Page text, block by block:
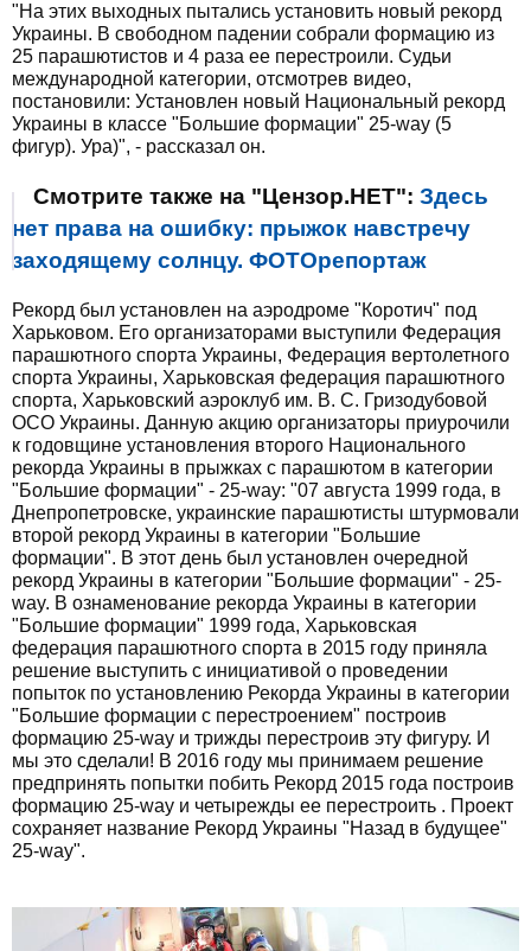
"На этих выходных пытались установить новый рекорд
Украины. В свободном падении собрали формацию из
25 парашютистов и 4 раза ее перестроили. Судьи
международной категории, отсмотрев видео,
постановили: Установлен новый Национальный рекорд
Украины в классе "Большие формации" 25-way (5
фигур). Ура)", - рассказал он.
Смотрите также на "Цензор.НЕТ": Здесь
нет права на ошибку: прыжок навстречу
заходящему солнцу. ФОТОрепортаж
Рекорд был установлен на аэродроме "Коротич" под
Харьковом. Его организаторами выступили Федерация
парашютного спорта Украины, Федерация вертолетного
спорта Украины, Харьковская федерация парашютного
спорта, Харьковский аэроклуб им. В. С. Гризодубовой
ОСО Украины. Данную акцию организаторы приурочили
к годовщине установления второго Национального
рекорда Украины в прыжках с парашютом в категории
"Большие формации" - 25-way: "07 августа 1999 года, в
Днепропетровске, украинские парашютисты штурмовали
второй рекорд Украины в категории "Большие
формации". В этот день был установлен очередной
рекорд Украины в категории "Большие формации" - 25-
way. В ознаменование рекорда Украины в категории
"Большие формации" 1999 года, Харьковская
федерация парашютного спорта в 2015 году приняла
решение выступить с инициативой о проведении
попыток по установлению Рекорда Украины в категории
"Большие формации с перестроением" построив
формацию 25-way и трижды перестроив эту фигуру. И
мы это сделали! В 2016 году мы принимаем решение
предпринять попытки побить Рекорд 2015 года построив
формацию 25-way и четырежды ее перестроить . Проект
сохраняет название Рекорд Украины "Назад в будущее"
25-way".